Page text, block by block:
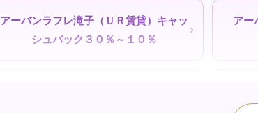
公社一般賃貸住宅
アーバンラフレ滝子（ＵＲ賃貸）キャッ
シュバック３０％～１０％
アー